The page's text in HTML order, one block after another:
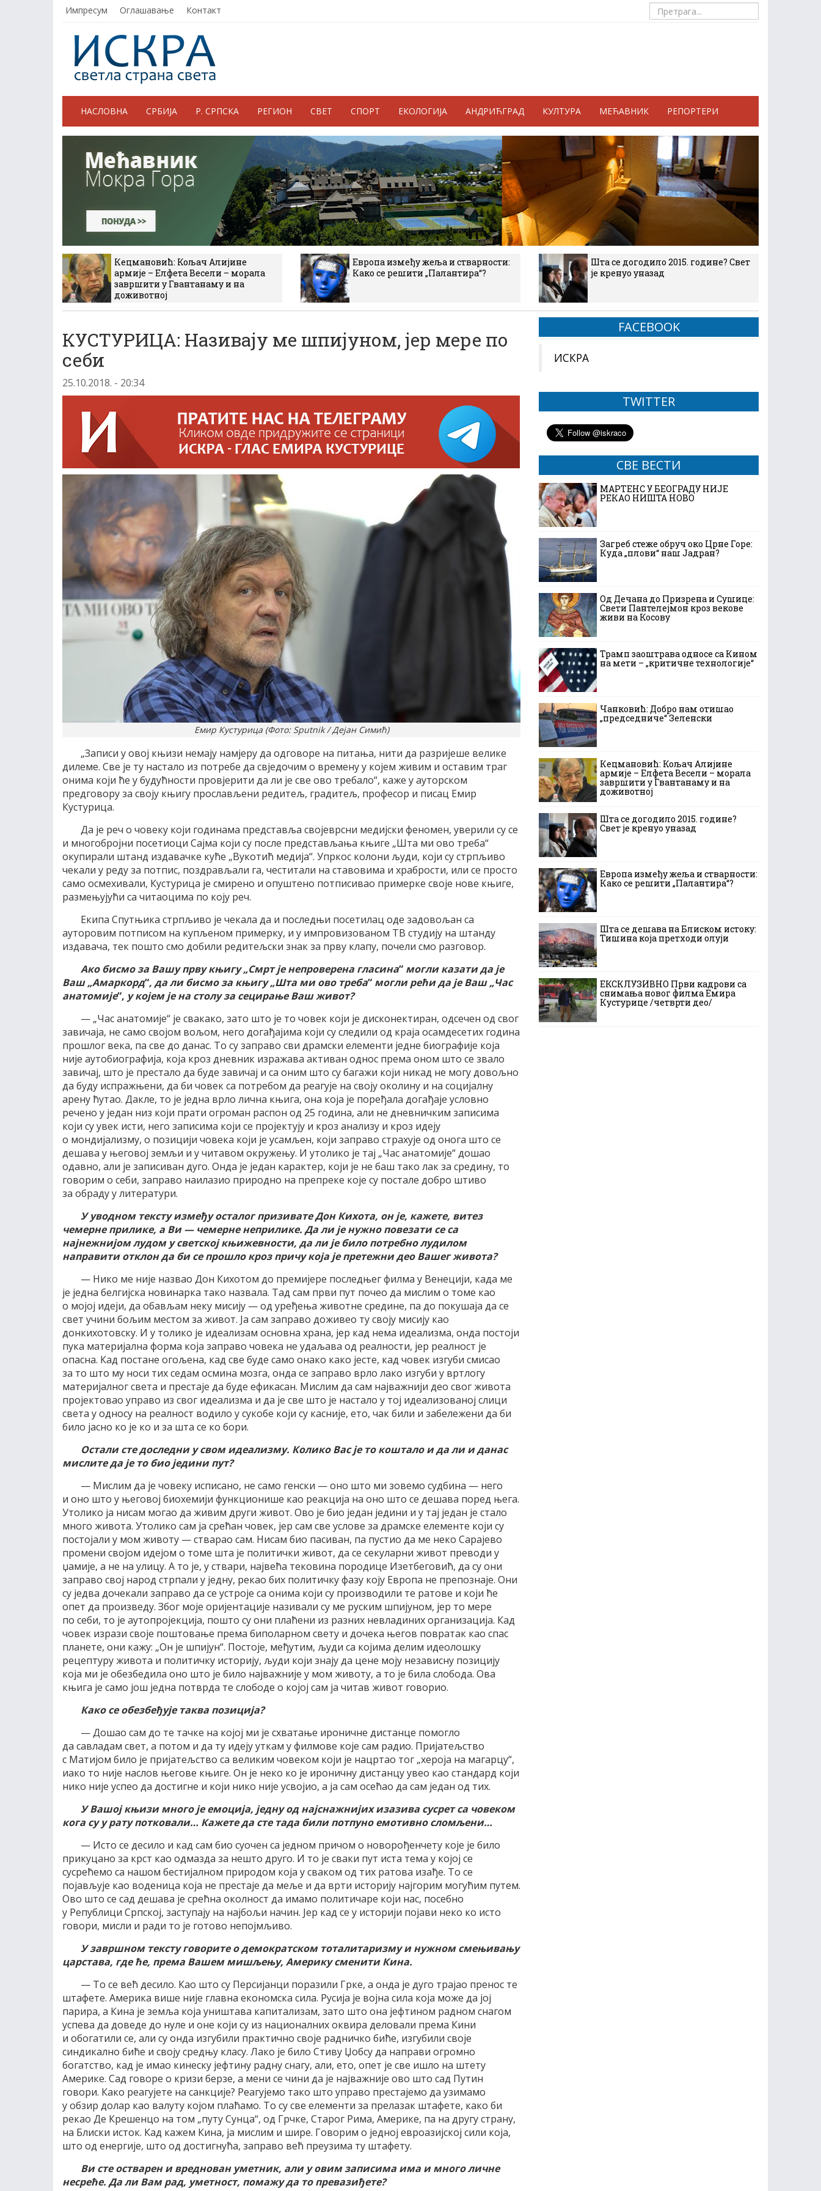
Импресум Оглашавање Контакт
НАСЛОВНА СРБИЈА Р. СРПСКА РЕГИОН СВЕТ СПОРТ ЕКОЛОГИЈА АНДРИЋГРАД КУЛТУРА МЕЋАВНИК РЕПОРТЕРИ
Кецмановић: Кољач Алијине
армије – Елфета Весели – морала
завршити у Гвантанаму и на
доживотној
Европа између жеља и стварности:
Како се решити „Палантира“?
Шта се догодило 2015. године? Свет
је кренуо уназад
КУСТУРИЦА: Називају ме шпијуном, јер мере по
себи
25.10.2018. - 20:34
Емир Кустурица (Фото: Sputnik / Дејан Симић)
„Записи у овој књизи немају намјеру да одговоре на питања, нити да разријеше велике
дилеме. Све је ту настало из потребе да свједочим о времену у којем живим и оставим траг
онима који ће у будућности провјерити да ли је све ово требало“, каже у ауторском
предговору за своју књигу прослављени редитељ, градитељ, професор и писац Емир
Кустурица.
Да је реч о човеку који годинама представља својеврсни медијски феномен, уверили су се
и многобројни посетиоци Сајма који су после представљања књиге „Шта ми ово треба“
окупирали штанд издавачке куће „Вукотић медија“. Упркос колони људи, који су стрпљиво
чекали у реду за потпис, поздрављали га, честитали на ставовима и храбрости, или се просто
само осмехивали, Кустурица је смирено и опуштено потписивао примерке своје нове књиге,
размењујући са читаоцима по коју реч.
Екипа Спутњика стрпљиво је чекала да и последњи посетилац оде задовољан са
ауторовим потписом на купљеном примерку, и у импровизованом ТВ студију на штанду
издавача, тек пошто смо добили редитељски знак за прву клапу, почели смо разговор.
Ако бисмо за Вашу прву књигу „Смрт је непроверена гласина“ могли казати да је
Ваш „Амаркорд“, да ли бисмо за књигу „Шта ми ово треба“ могли рећи да је Ваш „Час
анатомије“, у којем је на столу за сецирање Ваш живот?
— „Час анатомије“ је свакако, зато што је то човек који је дисконектиран, одсечен од свог
завичаја, не само својом вољом, него догађајима који су следили од краја осамдесетих година
прошлог века, па све до данас. То су заправо сви драмски елементи једне биографије која
није аутобиографија, која кроз дневник изражава активан однос према оном што се звало
завичај, што је престало да буде завичај и са оним што су багажи који никад не могу довољно
да буду испражњени, да би човек са потребом да реагује на своју околину и на социјалну
арену ћутао. Дакле, то је једна врло лична књига, она која је поређала догађаје условно
речено у један низ који прати огроман распон од 25 година, али не дневничким записима
који су увек исти, него записима који се пројектују и кроз анализу и кроз идеју
о мондијализму, о позицији човека који је усамљен, који заправо страхује од онога што се
дешава у његовој земљи и у читавом окружењу. И утолико је тај „Час анатомије“ дошао
одавно, али је записиван дуго. Онда је један карактер, који је не баш тако лак за средину, то
говорим о себи, заправо наилазио природно на препреке које су постале добро штиво
за обраду у литератури.
У уводном тексту између осталог призивате Дон Кихота, он је, кажете, витез
чемерне прилике, а Ви — чемерне неприлике. Да ли је нужно повезати се са
најнежнијом лудом у светској књижевности, да ли је било потребно лудилом
направити отклон да би се прошло кроз причу која је претежни део Вашег живота?
— Нико ме није назвао Дон Кихотом до премијере последњег филма у Венецији, када ме
је једна белгијска новинарка тако назвала. Тад сам први пут почео да мислим о томе као
о мојој идеји, да обављам неку мисију — од уређења животне средине, па до покушаја да се
свет учини бољим местом за живот. Ја сам заправо доживео ту своју мисију као
донкихотовску. И у толико је идеализам основна храна, јер кад нема идеализма, онда постоји
пука материјална форма која заправо човека не удаљава од реалности, јер реалност је
опасна. Кад постане огољена, кад све буде само онако како јесте, кад човек изгуби смисао
за то што му носи тих седам осмина мозга, онда се заправо врло лако изгуби у вртлогу
материјалног света и престаје да буде ефикасан. Мислим да сам најважнији део свог живота
пројектовао управо из свог идеализма и да је све што је настало у тој идеализованој слици
света у односу на реалност водило у сукобе који су касније, ето, чак били и забележени да би
било јасно ко је ко и за шта се ко бори.
Остали сте доследни у свом идеализму. Колико Вас је то коштало и да ли и данас
мислите да је то био једини пут?
— Мислим да је човеку исписано, не само генски — оно што ми зовемо судбина — него
и оно што у његовој биохемији функционише као реакција на оно што се дешава поред њега.
Утолико ја нисам могао да живим други живот. Ово је био један једини и у тај један је стало
много живота. Утолико сам ја срећан човек, јер сам све услове за драмске елементе који су
постојали у мом животу — стварао сам. Нисам био пасиван, па пустио да ме неко Сарајево
промени својом идејом о томе шта је политички живот, да се секуларни живот преводи у
џамије, а не на улицу. А то је, у ствари, највећа тековина породице Изетбеговић, да су они
заправо свој народ стрпали у једну, рекао бих политичку фазу коју Европа не препознаје. Они
су једва дочекали заправо да се устроје са онима који су производили те ратове и који ће
опет да произведу. Због моје оријентације називали су ме руским шпијуном, јер то мере
по себи, то је аутопројекција, пошто су они плаћени из разних невладиних организација. Кад
човек изрази своје поштовање према биполарном свету и дочека његов повратак као спас
планете, они кажу: „Он је шпијун“. Постоје, међутим, људи са којима делим идеолошку
рецептуру живота и политичку историју, људи који знају да цене моју независну позицију
која ми је обезбедила оно што је било најважније у мом животу, а то је била слобода. Ова
књига је само још једна потврда те слободе о којој сам ја читав живот говорио.
Како се обезбеђује таква позиција?
— Дошао сам до те тачке на којој ми је схватање ироничне дистанце помогло
да савладам свет, а потом и да ту идеју уткам у филмове које сам радио. Пријатељство
с Матијом било је пријатељство са великим човеком који је нацртао тог „хероја на магарцу“,
иако то није наслов његове књиге. Он је неко ко је ироничну дистанцу увео као стандард који
нико није успео да достигне и који нико није усвојио, а ја сам осећао да сам један од тих.
У Вашој књизи много је емоција, једну од најснажнијих изазива сусрет са човеком
кога су у рату потковали… Кажете да сте тада били потпуно емотивно сломљени…
— Исто се десило и кад сам био суочен са једном причом о новорођенчету које је било
прикуцано за крст као одмазда за нешто друго. И то је сваки пут иста тема у којој се
сусрећемо са нашом бестијалном природом која у сваком од тих ратова изађе. То се
појављује као воденица која не престаје да меље и да врти историју најгорим могућим путем.
Ово што се сад дешава је срећна околност да имамо политичаре који нас, посебно
у Републици Српској, заступају на најбољи начин. Јер кад се у историји појави неко ко исто
говори, мисли и ради то је готово непојмљиво.
У завршном тексту говорите о демократском тоталитаризму и нужном смењивању
царстава, где ће, према Вашем мишљењу, Америку сменити Кина.
— То се већ десило. Као што су Персијанци поразили Грке, а онда је дуго трајао пренос те
штафете. Америка више није главна економска сила. Русија је војна сила која може да јој
парира, а Кина је земља која уништава капитализам, зато што она јефтином радном снагом
успева да доведе до нуле и оне који су из националних оквира деловали према Кини
и обогатили се, али су онда изгубили практично своје радничко биће, изгубили своје
синдикално биће и своју средњу класу. Лако је било Стиву Џобсу да направи огромно
богатство, кад је имао кинеску јефтину радну снагу, али, ето, опет је све ишло на штету
Америке. Сад говоре о кризи берзе, а мени се чини да је најважније ово што сад Путин
говори. Како реагујете на санкције? Реагујемо тако што управо престајемо да узимамо
у обзир долар као валуту којом плаћамо. То су све елементи за прелазак штафете, како би
рекао Де Крешенцо на том „путу Сунца“, од Грчке, Старог Рима, Америке, па на другу страну,
на Блиски исток. Кад кажем Кина, ја мислим и шире. Говорим о једној евроазијској сили која,
што од енергије, што од достигнућа, заправо већ преузима ту штафету.
Ви сте остварен и вреднован уметник, али у овим записима има и много личне
несреће. Да ли Вам рад, уметност, помажу да то превазиђете?
FACEBOOK
ИСКРА
TWITTER
СВЕ ВЕСТИ
МАРТЕНС У БЕОГРАДУ НИЈЕ
РЕКАО НИШТА НОВО
Загреб стеже обруч око Црне Горе:
Куда „плови“ наш Јадран?
Од Дечана до Призрена и Сушице:
Свети Пантелејмон кроз векове
живи на Косову
Трамп заоштрава односе са Кином
на мети – „критичне технологије“
Чанковић: Добро нам отишао
„председниче“ Зеленски
Кецмановић: Кољач Алијине
армије – Елфета Весели – морала
завршити у Гвантанаму и на
доживотној
Шта се догодило 2015. године?
Свет је кренуо уназад
Европа између жеља и стварности:
Како се решити „Палантира“?
Шта се дешава на Блиском истоку:
Тишина која претходи олуји
ЕКСКЛУЗИВНО Први кадрови са
снимања новог филма Емира
Кустурице /четврти део/